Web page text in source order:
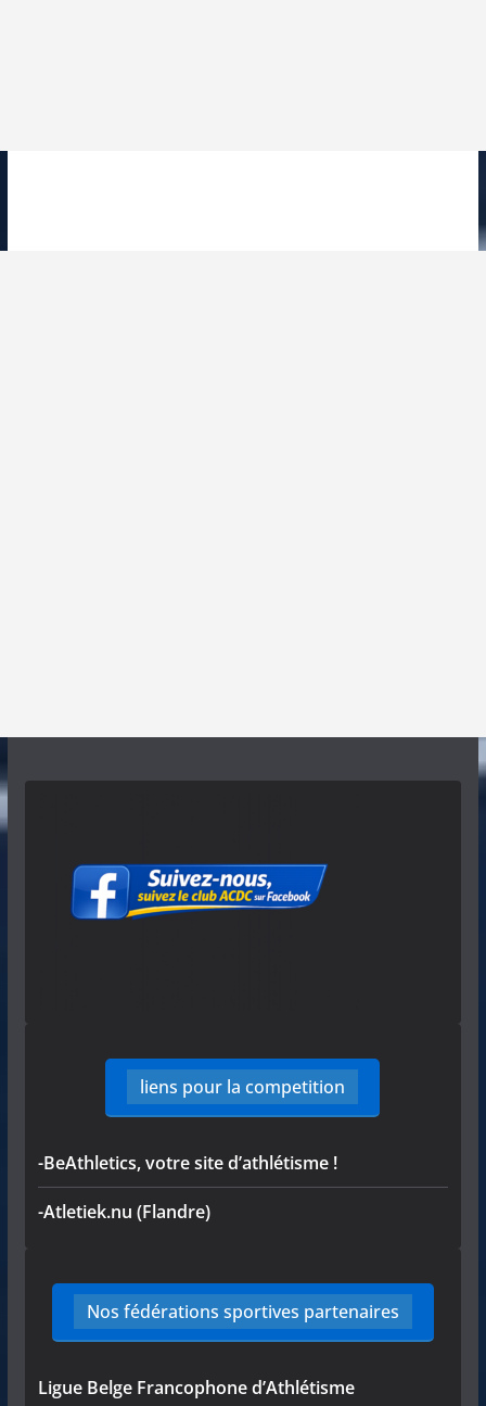
liens pour la competition
-BeAthletics, votre site d’athlétisme !
-Atletiek.nu (Flandre)
Nos fédérations sportives partenaires
Ligue Belge Francophone d’Athlétisme